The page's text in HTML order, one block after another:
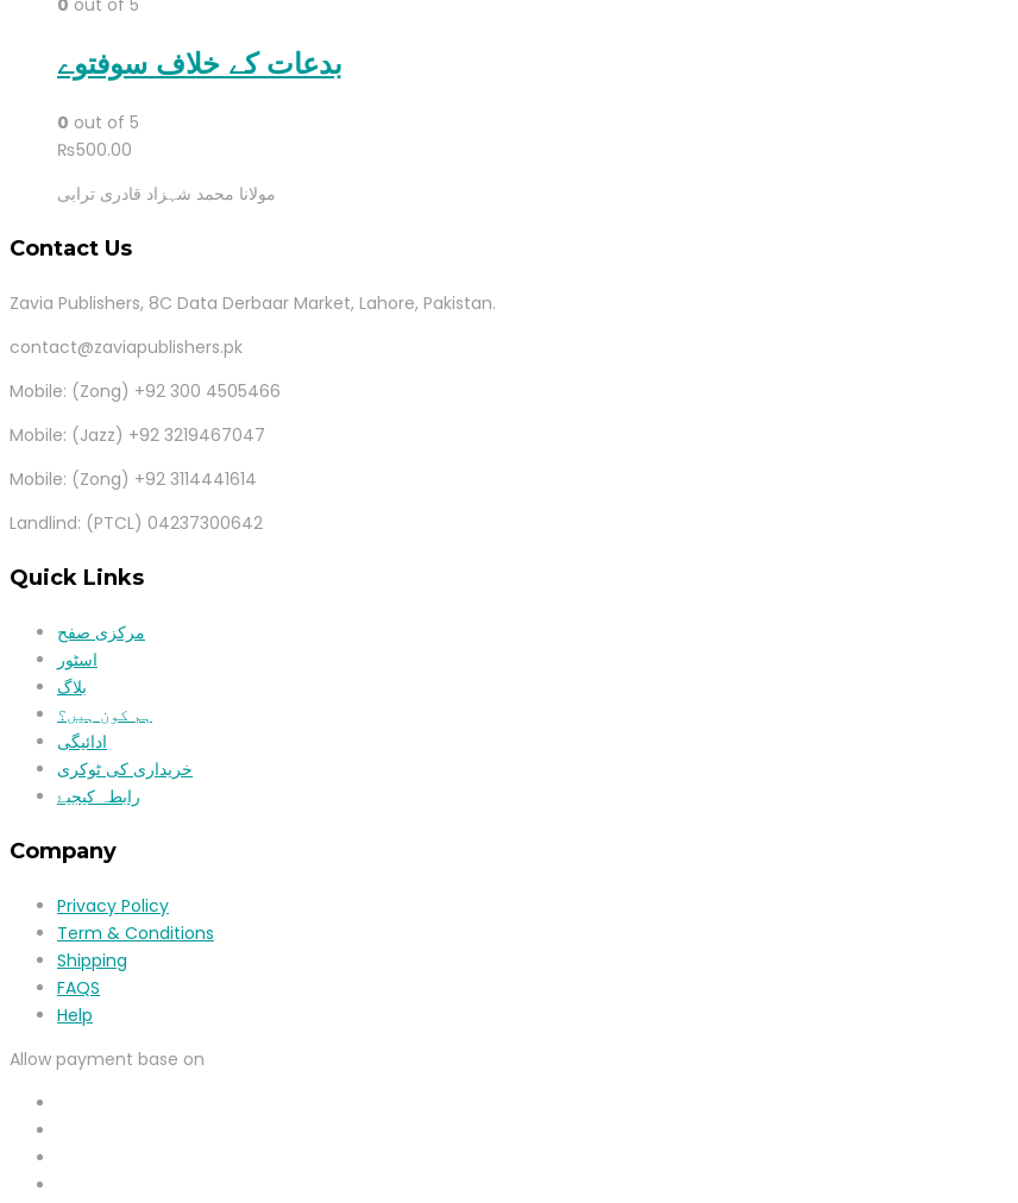
0 out of 5
بدعات کے خلاف سوفتوے
0 out of 5
₨500.00
مولانا محمد شہزاد قادری ترابی
Contact Us
Zavia Publishers, 8C Data Derbaar Market, Lahore, Pakistan.
contact@zaviapublishers.pk
Mobile: (Zong) +92 300 4505466
Mobile: (Jazz) +92 3219467047
Mobile: (Zong) +92 3114441614
Landlind: (PTCL) 04237300642
Quick Links
مرکزی صفح
اسٹور
بلاگ
ہم کون ہیں؟
ادائیگی
خریداری کی ٹوکری
رابطہ کیجیۓ
Company
Privacy Policy
Term & Conditions
Shipping
FAQS
Help
Allow payment base on